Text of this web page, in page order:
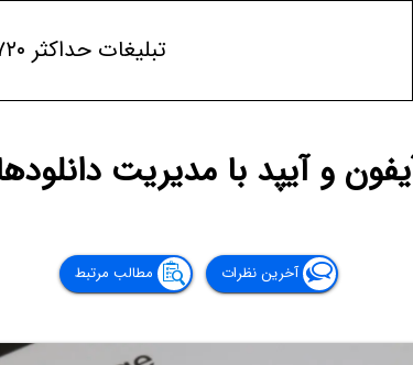
تبلیغات حداکثر ۷۲۰ در ۹۰
و آیپد با مدیریت
آخرین نظرات مطالب مرتبط